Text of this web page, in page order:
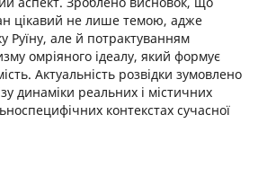
цікавий не лише темою, адже
Руїну, але й потрактуванням
омріяного ідеалу, який формує
Актуальність розвідки зумовлено
динаміки реальних і містичних
контекстах сучасної